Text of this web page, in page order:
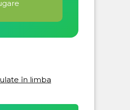
în limba